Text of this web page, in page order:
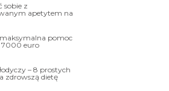
sobie z
apetytem na
maksymalna pomoc
7000 euro
– 8 prostych
zdrowszą dietę